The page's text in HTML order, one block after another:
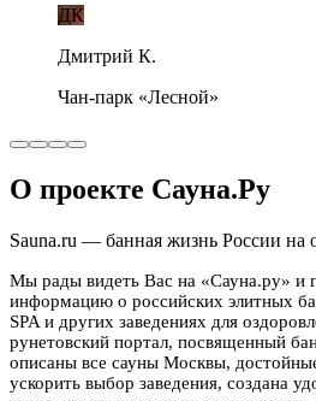
ДК
Дмитрий К.
Чан-парк «Лесной»
О проекте Сауна.Ру
Sauna.ru — банная жизнь России на
Мы рады видеть Вас на «Сауна.ру» и
информацию о российских элитных
SPA и других заведениях для
рунетовский портал, посвященный
описаны все сауны Москвы,
ускорить выбор заведения, создана